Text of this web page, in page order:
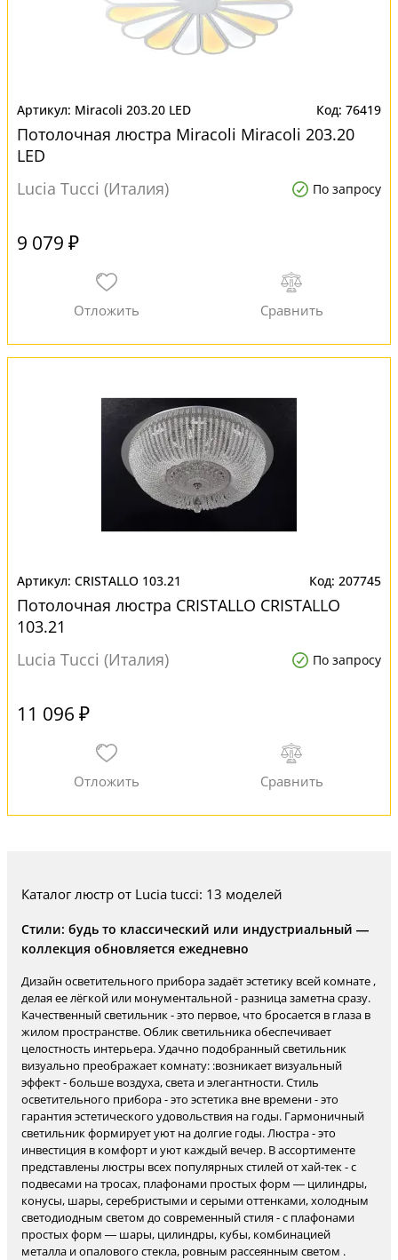
Miracoli 203.20 LED 76419
Потолочная люстра Miracoli Miracoli 203.20
LED
Lucia Tucci (Италия)
По запросу
9 079 ₽
CRISTALLO 103.21 207745
Потолочная люстра CRISTALLO CRISTALLO
103.21
Lucia Tucci (Италия)
По запросу
11 096 ₽
Каталог люстр от Lucia tucci: 13 моделей
Стили: будь то классический или индустриальный —
коллекция обновляется ежедневно
Дизайн осветительного прибора задаёт эстетику всей комнате ,
делая ее лёгкой или монументальной - разница заметна сразу.
Качественный светильник - это первое, что бросается в глаза в
жилом пространстве. Облик светильника обеспечивает
целостность интерьера. Удачно подобранный светильник
визуально преображает комнату: :возникает визуальный
эффект - больше воздуха, света и элегантности. Стиль
осветительного прибора - это эстетика вне времени - это
гарантия эстетического удовольствия на годы. Гармоничный
светильник формирует уют на долгие годы. Люстра - это
инвестиция в комфорт и уют каждый вечер. В ассортименте
представлены люстры всех популярных стилей от хай-тек - с
подвесами на тросах, плафонами простых форм — цилиндры,
конусы, шары, серебристыми и серыми оттенками, холодным
светодиодным светом до современный стиля - с плафонами
простых форм — шары, цилиндры, кубы, комбинацией
металла и опалового стекла, ровным рассеянным светом .